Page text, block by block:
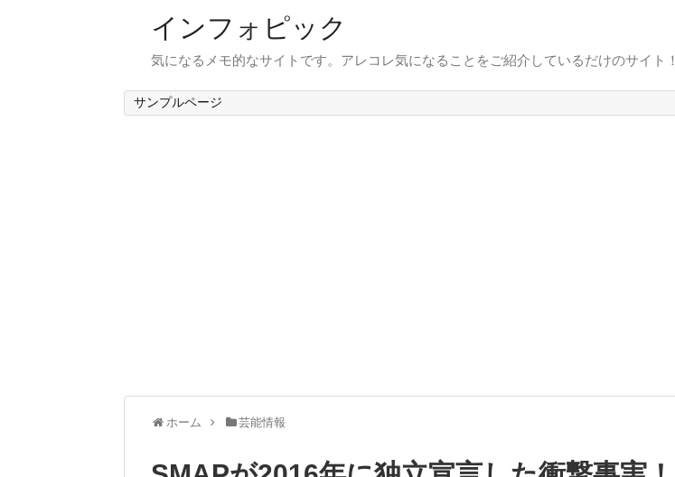
インフォピック
気になるメモ的なサイトです。アレコレ気になることをご紹介しているだけのサイト！
サンプルページ
ホーム 芸能情報